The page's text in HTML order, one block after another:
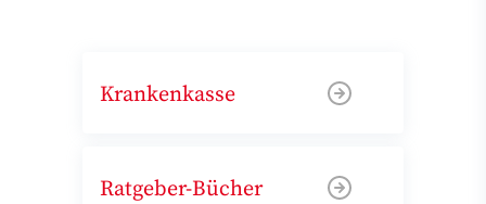
Krankenkasse
Ratgeber-Bücher